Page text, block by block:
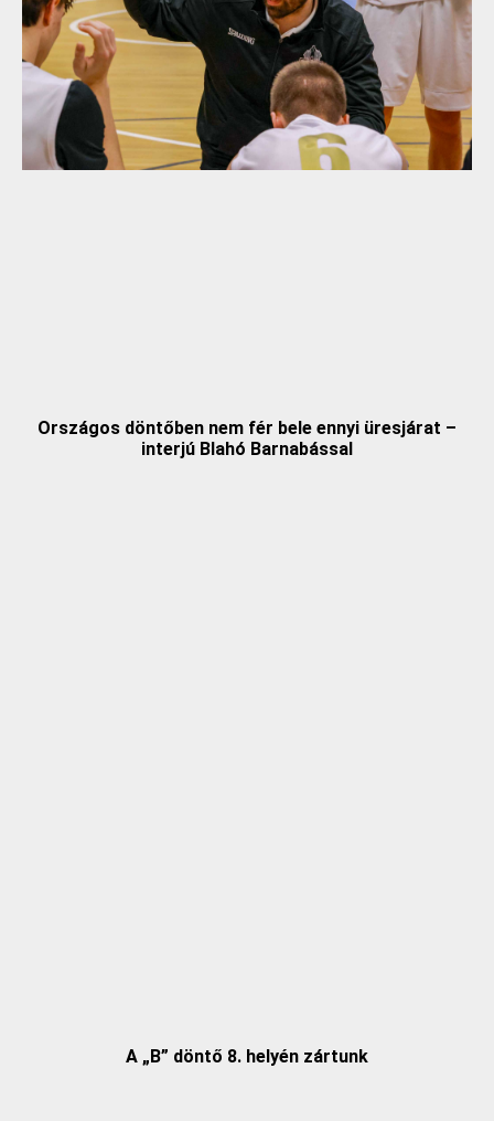
Országos döntőben nem fér bele ennyi üresjárat –
interjú Blahó Barnabással
A „B” döntő 8. helyén zártunk